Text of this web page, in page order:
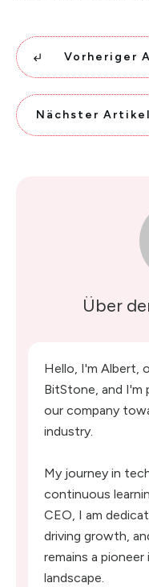
Vorheriger
Nächster Artikel
Über
Hello, I'm Albert,
BitStone, and I'm
our company
industry.
My journey in
continuous
CEO, I am
driving growth,
remains a
landscape.